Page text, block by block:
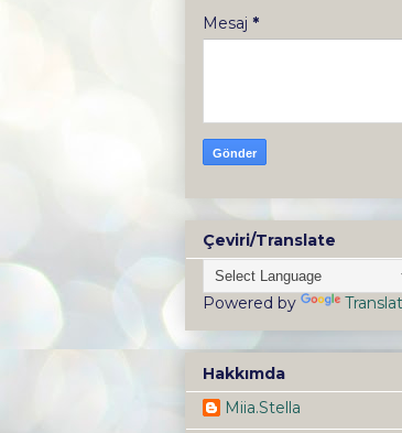
Mesaj *
Çeviri/Translate
Powered by
Hakkımda
Miia.Stella